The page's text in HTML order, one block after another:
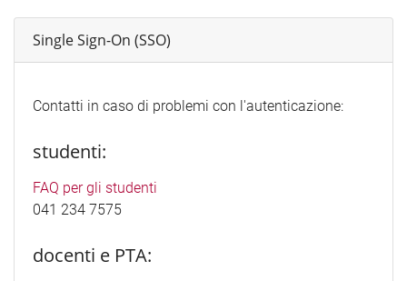
Single Sign-On (SSO)
Contatti in caso di problemi con l'autenticazione:
studenti:
FAQ per gli studenti
041 234 7575
docenti e PTA: